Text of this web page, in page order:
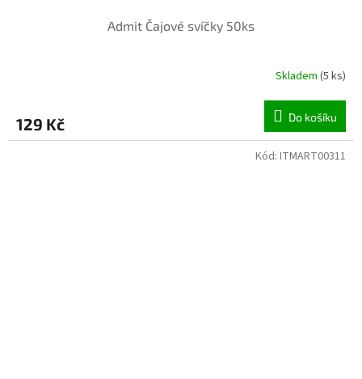
Admit Čajové svíčky 50ks
Skladem (5 ks)
129 Kč Do košíku
Kód: ITMART00311